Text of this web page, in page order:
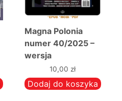
Magna Polonia
numer 40/2025 –
wersja
elektroniczna
10,00zł
Dodaj do koszyka